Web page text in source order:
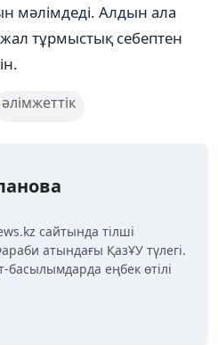
мәлімдеді. Алдын ала
тұрмыстық себептен
әлімжеттік
сайтында тілші
атындағы ҚазҰУ түлегі.
еңбек өтілі